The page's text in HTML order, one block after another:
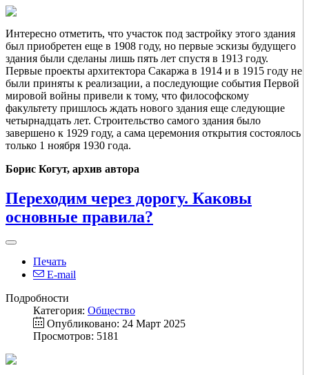
Интересно отметить, что участок под застройку этого здания
был приобретен еще в 1908 году, но первые эскизы будущего
здания были сделаны лишь пять лет спустя в 1913 году.
Первые проекты архитектора Сакаржа в 1914 и в 1915 году не
были приняты к реализации, а последующие события Первой
мировой войны привели к тому, что философскому
факультету пришлось ждать нового здания еще следующие
четырнадцать лет. Строительство самого здания было
завершено к 1929 году, а сама церемония открытия состоялось
только 1 ноября 1930 года.
Борис Когут, архив автора
Переходим через дорогу. Каковы
основные правила?
Печать
E-mail
Подробности
Категория: Общество
Опубликовано: 24 Март 2025
Просмотров: 5181